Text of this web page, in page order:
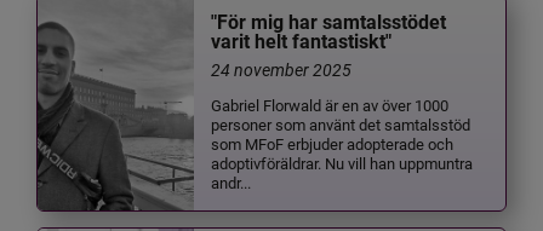
"För mig har samtalsstödet
varit helt fantastiskt"
24 november 2025
Gabriel Florwald är en av över 1000
personer som använt det samtalsstöd
som MFoF erbjuder adopterade och
adoptivföräldrar. Nu vill han uppmuntra
andr...